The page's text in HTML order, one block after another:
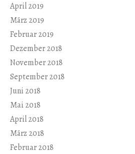
April 2019
März 2019
Februar 2019
Dezember 2018
November 2018
September 2018
Juni 2018
Mai 2018
April 2018
März 2018
Februar 2018